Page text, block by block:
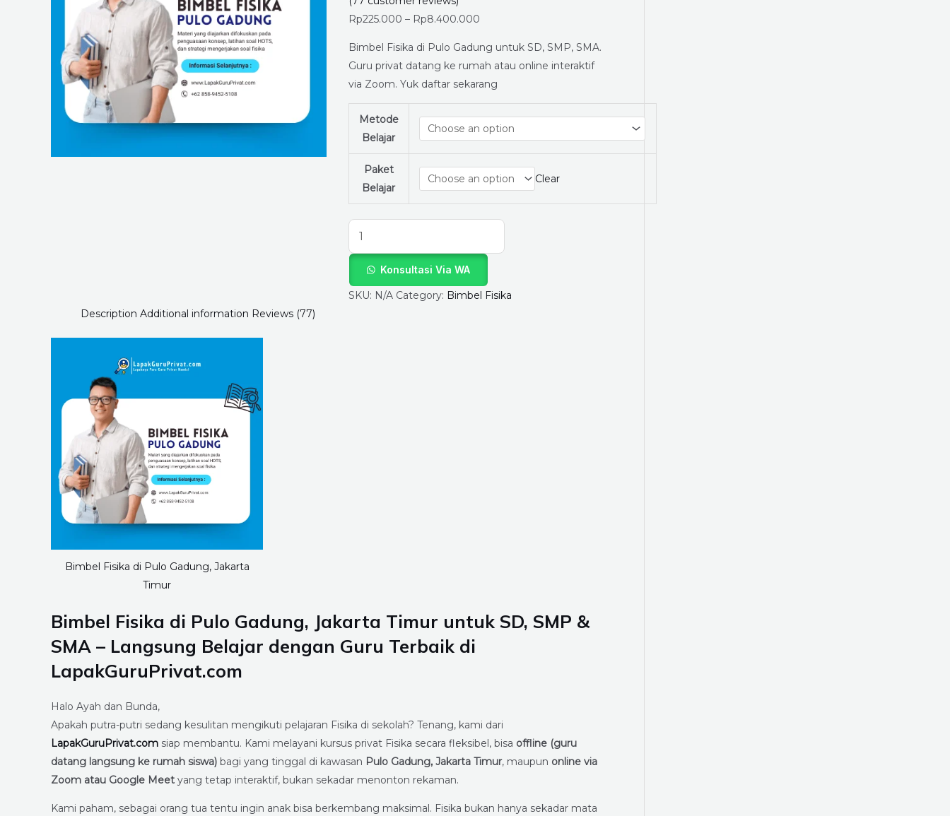
Rp225.000 – Rp8.400.000
Bimbel Fisika di Pulo Gadung untuk SD, SMP, SMA.
Guru privat datang ke rumah atau online interaktif
via Zoom. Yuk daftar sekarang
Metode
Belajar
Paket
Belajar
Clear
untuk
SMP
&
SMA
dengan
Guru
Terbaik
di
LapakGuruPrivat.com
quantity
Konsultasi Via WA
SKU: N/A Category: Bimbel Fisika
Description Additional information Reviews (77)
Bimbel Fisika di Pulo Gadung, Jakarta
Timur
Bimbel Fisika di Pulo Gadung, Jakarta Timur untuk SD, SMP &
SMA – Langsung Belajar dengan Guru Terbaik di
LapakGuruPrivat.com
Halo Ayah dan Bunda,
Apakah putra-putri sedang kesulitan mengikuti pelajaran Fisika di sekolah? Tenang, kami dari
LapakGuruPrivat.com siap membantu. Kami melayani kursus privat Fisika secara fleksibel, bisa offline (guru
datang langsung ke rumah siswa) bagi yang tinggal di kawasan Pulo Gadung, Jakarta Timur, maupun online via
Zoom atau Google Meet yang tetap interaktif, bukan sekadar menonton rekaman.
Kami paham, sebagai orang tua tentu ingin anak bisa berkembang maksimal. Fisika bukan hanya sekadar mata